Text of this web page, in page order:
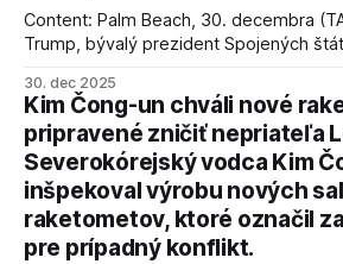
Content: Palm Beach, 30. decembra
Trump, bývalý prezident Spojených
kľúčové pre úspešné dosiahnutie
AFP informuje, že Trump vyjadril
podmienky dohody o prí
30. dec 2025
Kim Čong-un chváli nové
pripravené zničiť nepriateľa
Severokórejský vodca Kim
inšpekoval výrobu nových
raketometov, ktoré označil
pre prípadný konflikt.